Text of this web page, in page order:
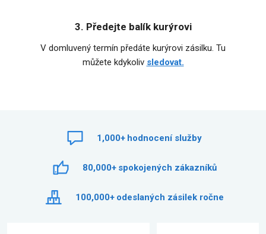
3. Předejte balík kurýrovi
V domluvený termín předáte kurýrovi zásilku. Tu
můžete kdykoliv sledovat.
1,000+ hodnocení služby
80,000+ spokojených zákazníků
100,000+ odeslaných zásilek ročne